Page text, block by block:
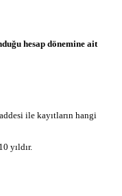
hesap dönemine ait
ile kayıtların hangi
yıldır.